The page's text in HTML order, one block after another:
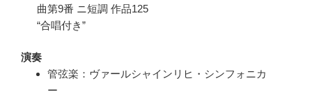
曲第9番 ニ短調 作品125
“合唱付き”
演奏
管弦楽：ヴァールシャインリヒ・シンフォニカ